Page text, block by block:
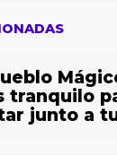
tranquilo
junto a